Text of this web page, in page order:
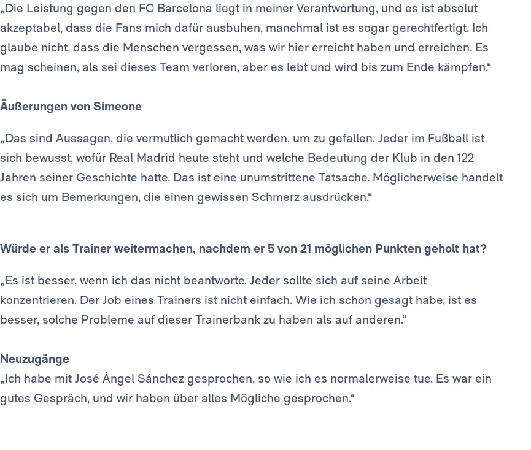
„Die Leistung gegen den FC Barcelona liegt in meiner Verantwortung, und es ist absolut
akzeptabel, dass die Fans mich dafür ausbuhen, manchmal ist es sogar gerechtfertigt. Ich
glaube nicht, dass die Menschen vergessen, was wir hier erreicht haben und erreichen. Es
mag scheinen, als sei dieses Team verloren, aber es lebt und wird bis zum Ende kämpfen.“
Äußerungen von Simeone
„Das sind Aussagen, die vermutlich gemacht werden, um zu gefallen. Jeder im Fußball ist
sich bewusst, wofür Real Madrid heute steht und welche Bedeutung der Klub in den 122
Jahren seiner Geschichte hatte. Das ist eine unumstrittene Tatsache. Möglicherweise handelt
es sich um Bemerkungen, die einen gewissen Schmerz ausdrücken.“
Würde er als Trainer weitermachen, nachdem er 5 von 21 möglichen Punkten geholt hat?
„Es ist besser, wenn ich das nicht beantworte. Jeder sollte sich auf seine Arbeit
konzentrieren. Der Job eines Trainers ist nicht einfach. Wie ich schon gesagt habe, ist es
besser, solche Probleme auf dieser Trainerbank zu haben als auf anderen.“
Neuzugänge
„Ich habe mit José Ángel Sánchez gesprochen, so wie ich es normalerweise tue. Es war ein
gutes Gespräch, und wir haben über alles Mögliche gesprochen.“